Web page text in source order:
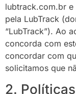
lubtrack.com.br
pela LubTrack
“LubTrack”). Ao
concorda com
concordar com
solicitamos que
2.